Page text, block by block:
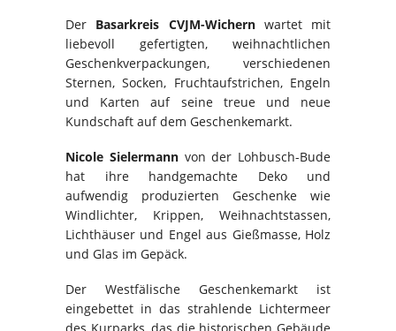
Der Basarkreis CVJM-Wichernwartet mit
liebevoll gefertigten, weihnachtlichen
Geschenkverpackungen, verschiedenen
Sternen, Socken, Fruchtaufstrichen, Engeln
und Karten auf seine treue und neue
Kundschaft auf dem Geschenkemarkt.
Nicole Sielermannvon der Lohbusch-Bude
hat ihre handgemachte Deko und
aufwendig produzierten Geschenke wie
Windlichter, Krippen, Weihnachtstassen,
Lichthäuser und Engel aus Gießmasse, Holz
und Glas im Gepäck.
Der Westfälische Geschenkemarkt ist
eingebettet in das strahlende Lichtermeer